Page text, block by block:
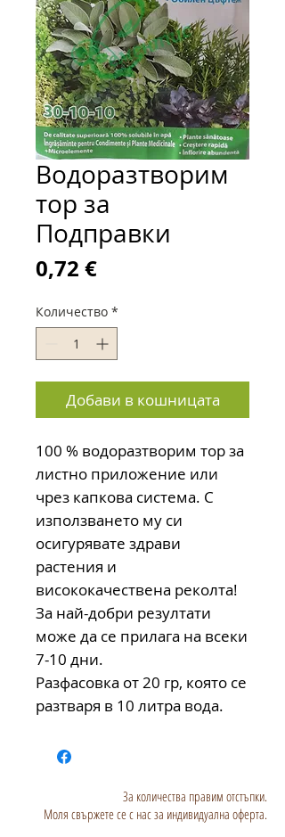
Водоразтворим
тор за
Подправки
0,72 €Цена
Количество *
Добави в кошницата
100 % водоразтворим тор за
листно приложение или
чрез капкова система. С
използването му си
осигурявате здрави
растения и
висококачествена реколта!
За най-добри резултати
може да се прилага на всеки
7-10 дни.
Разфасовка от 20 гр, която се
разтваря в 10 литра вода.
За количества правим отстъпки.
Моля свържете се с нас за индивидуална оферта.